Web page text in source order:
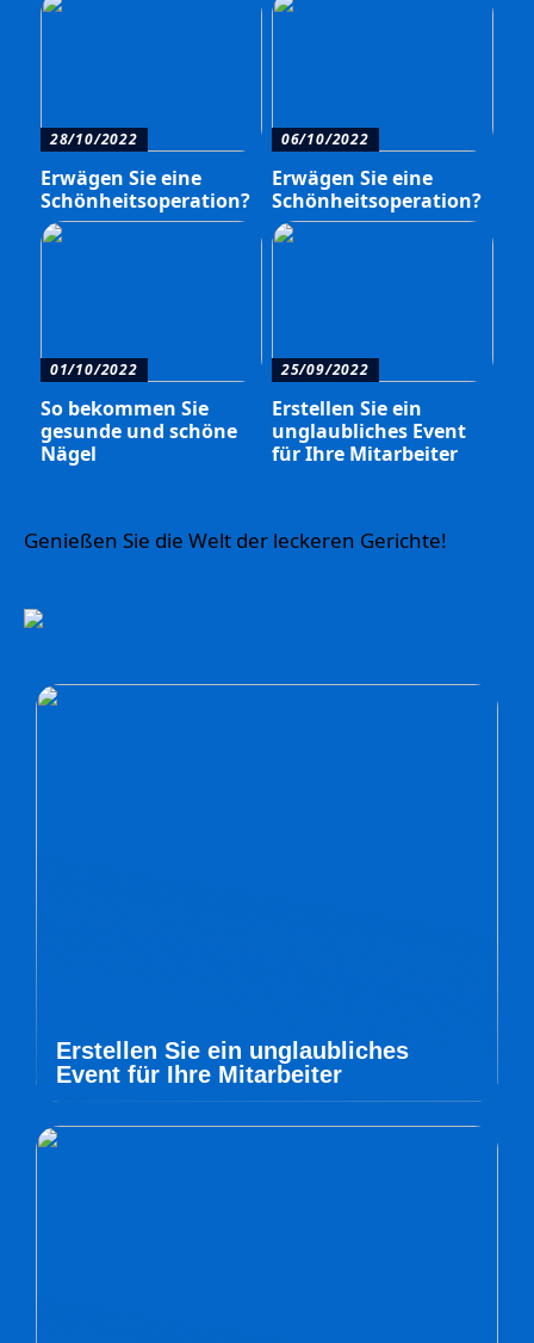
28/10/2022
Erwägen Sie eine
Schönheitsoperation?
06/10/2022
Erwägen Sie eine
Schönheitsoperation?
01/10/2022
So bekommen Sie
gesunde und schöne
Nägel
25/09/2022
Erstellen Sie ein
unglaubliches Event
für Ihre Mitarbeiter
Genießen Sie die Welt der leckeren Gerichte!
Erstellen Sie ein unglaubliches
Event für Ihre Mitarbeiter